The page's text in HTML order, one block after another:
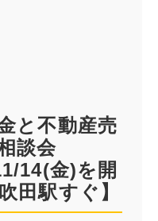
合わせ
と不動産売
談会
14(金)を開
田駅すぐ】